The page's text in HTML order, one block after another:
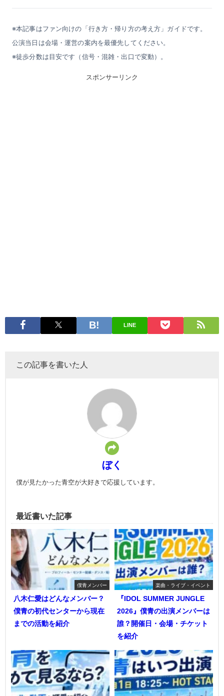
※本記事はファン向けの「行き方・帰り方の考え方」ガイドです。
公演当日は会場・運営の案内を最優先してください。
※徒歩分数は目安です（信号・混雑・出口で変動）。
スポンサーリンク
LINE
この記事を書いた人
ぼく
僕が見たかった青空が大好きで応援しています。
最近書いた記事
僕青メンバー
八木仁愛はどんなメンバー？
僕青の初代センターから現在
までの活動を紹介
楽曲・ライブ・イベント
『IDOL SUMMER JUNGLE
2026』僕青の出演メンバーは
誰？開催日・会場・チケット
を紹介